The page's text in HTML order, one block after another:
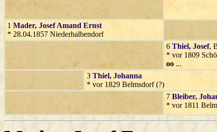
1 Mader, Josef Amand Ernst
* 28.04.1857 Niederhalbendorf
6 Thiel, Josef,
* vor 1809
oo ...
3 Thiel, Johanna
* vor 1829 Belmsdorf (?)
7 Bleiber,
* vor 1811